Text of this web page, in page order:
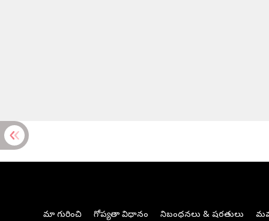
మా గురించి గోప్యతా విధానం నిబంధనలు & షరతులు